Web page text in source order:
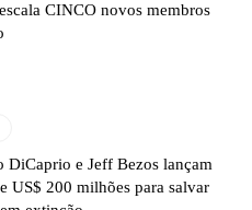
CINCO novos membros
DiCaprio e Jeff Bezos lançam
US$ 200 milhões para salvar